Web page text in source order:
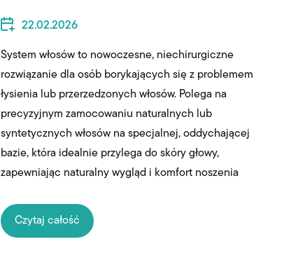
22.02.2026
System włosów to nowoczesne, niechirurgiczne
rozwiązanie dla osób borykających się z problemem
łysienia lub przerzedzonych włosów. Polega na
precyzyjnym zamocowaniu naturalnych lub
syntetycznych włosów na specjalnej, oddychającej
bazie, która idealnie przylega do skóry głowy,
zapewniając naturalny wygląd i komfort noszenia
Czytaj całość